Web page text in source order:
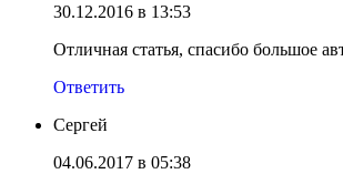
30.12.2016 в 13:53
Отличная статья, спасибо большое
Ответить
Сергей
04.06.2017 в 05:38